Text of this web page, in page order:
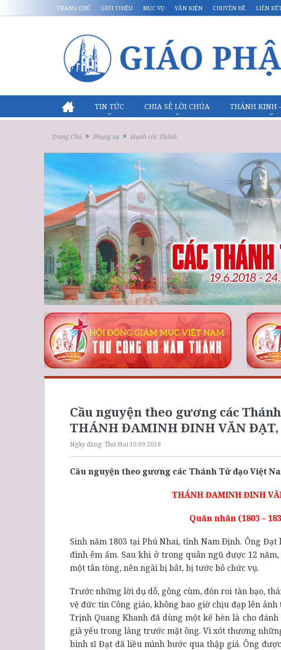
TRANG CHỦ GIỚI THIỆU MỤC VỤ VĂN KIỆN CHUYÊN ĐỀ LIÊN
TIN TỨC CHIA SẺ LỜI CHÚA THÁNH KINH
Trang Chủ Phụng vụ Hạnh các Thánh
Cầu nguyện theo gương các
THÁNH ĐAMINH ĐINH VĂN ĐẠT,
Ngày đăng: Thứ Hai 10.09.2018
Cầu nguyện theo gương các Thánh Tử đạo Việt
THÁNH ĐAMINH ĐINH
Quân nhân (1803 –
Sinh năm 1803 tại Phú Nhai, tỉnh Nam Ðịnh. Ông
đình êm ấm. Sau khi ở trong quân ngũ được 12
một tân tòng, nên ngài bị bắt, bị tước bỏ chức vụ.
Trước những lời dụ dỗ, gông cùm, đòn roi tàn bạo,
vệ đức tin Công giáo, không bao giờ chịu đạp lên
Trịnh Quang Khanh đã dùng một kế hèn là cho
già yếu trong làng trước mặt ông. Vì xót thương
binh sĩ Đạt đã liều mình bước qua thập giá. Ông